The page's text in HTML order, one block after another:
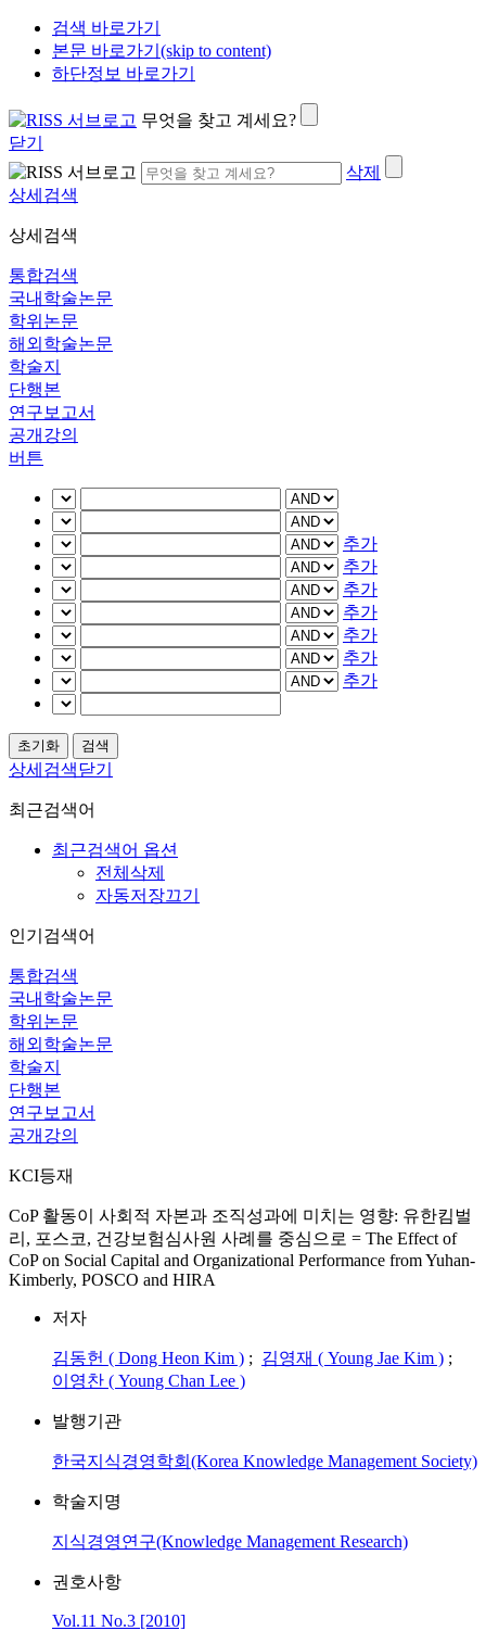
검색 바로가기
본문 바로가기(skip to content)
하단정보 바로가기
무엇을 찾고 계세요?
닫기
삭제
상세검색
상세검색
통합검색
국내학술논문
학위논문
해외학술논문
학술지
단행본
연구보고서
공개강의
버튼
추가
추가
추가
추가
추가
추가
추가
상세검색닫기
최근검색어
최근검색어 옵션
전체삭제
자동저장끄기
인기검색어
통합검색
국내학술논문
학위논문
해외학술논문
학술지
단행본
연구보고서
공개강의
KCI등재
CoP 활동이 사회적 자본과 조직성과에 미치는 영향: 유한킴벌
리, 포스코, 건강보험심사원 사례를 중심으로 = The Effect of
CoP on Social Capital and Organizational Performance from Yuhan-
Kimberly, POSCO and HIRA
저자
김동헌 ( Dong Heon Kim ) ; 김영재 ( Young Jae Kim ) ;
이영찬 ( Young Chan Lee )
발행기관
한국지식경영학회(Korea Knowledge Management Society)
학술지명
지식경영연구(Knowledge Management Research)
권호사항
Vol.11 No.3 [2010]